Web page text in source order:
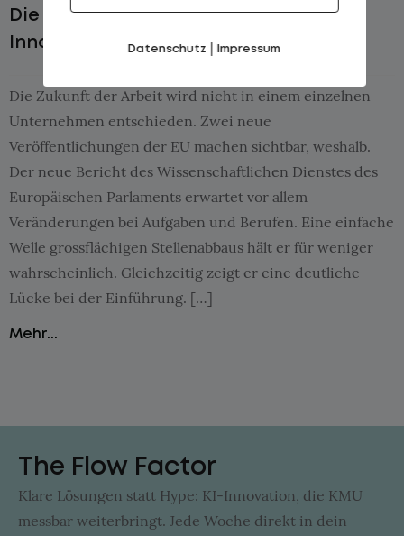
Die Zukunft der Arbeit braucht offene
Innovation
Die Zukunft der Arbeit wird nicht in einem einzelnen
Unternehmen entschieden. Zwei neue
Veröffentlichungen der EU machen sichtbar, weshalb.
Der neue Bericht des Wissenschaftlichen Dienstes des
Europäischen Parlaments erwartet vor allem
Veränderungen bei Aufgaben und Berufen. Eine einfache
Welle grossflächigen Stellenabbaus hält er für weniger
wahrscheinlich. Gleichzeitig zeigt er eine deutliche
Lücke bei der Einführung. […]
Mehr...
The Flow Factor
Klare Lösungen statt Hype: KI-Innovation, die KMU
messbar weiterbringt. Jede Woche direkt in dein
Datenschutz | Impressum